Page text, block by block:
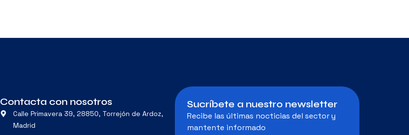
Contacta con nosotros
Calle Primavera 39, 28850, Torrejón de Ardoz,
Madrid
Sucríbete a nuestro newsletter
Recibe las últimas nocticias del sector y
mantente informado